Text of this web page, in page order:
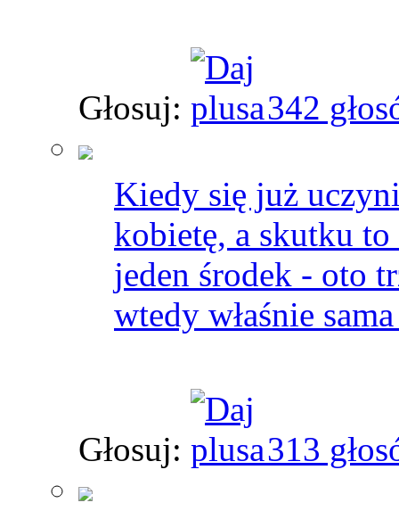
Głosuj: 342
Kiedy się już
kobietę, a skutku to
jeden środek - oto
wtedy właśnie
Głosuj: 313